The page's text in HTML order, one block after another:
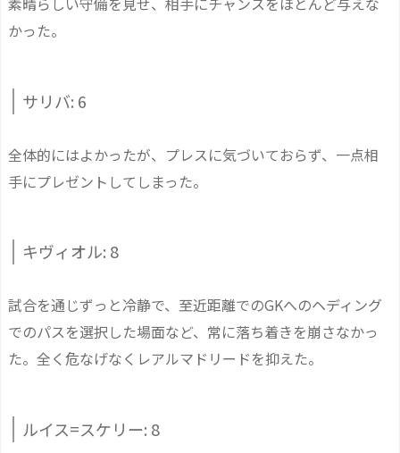
かった。
サリバ: 6
全体的にはよかったが、プレスに気づいておらず、一点相
手にプレゼントしてしまった。
キヴィオル: 8
試合を通じずっと冷静で、至近距離でのGKへのヘディング
でのパスを選択した場面など、常に落ち着きを崩さなかっ
た。全く危なげなくレアルマドリードを抑えた。
ルイス=スケリー: 8